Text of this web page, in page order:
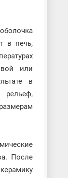
в печь,
или
в
После